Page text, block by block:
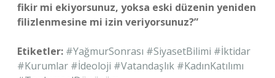
fikir mi ekiyorsunuz, yoksa eski düzenin yeniden
filizlenmesine mi izin veriyorsunuz?”
Etiketler: #YağmurSonrası #SiyasetBilimi #İktidar
#Kurumlar #İdeoloji #Vatandaşlık #KadınKatılımı